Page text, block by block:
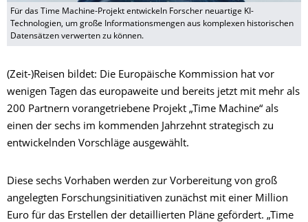
Für das Time Machine-Projekt entwickeln Forscher neuartige KI-
Technologien, um große Informationsmengen aus komplexen historischen
Datensätzen verwerten zu können.
(Zeit-)Reisen bildet: Die Europäische Kommission hat vor
wenigen Tagen das europaweite und bereits jetzt mit mehr als
200 Partnern vorangetriebene Projekt „Time Machine“ als
einen der sechs im kommenden Jahrzehnt strategisch zu
entwickelnden Vorschläge ausgewählt.
Diese sechs Vorhaben werden zur Vorbereitung von groß
angelegten Forschungsinitiativen zunächst mit einer Million
Euro für das Erstellen der detaillierten Pläne gefördert. „Time